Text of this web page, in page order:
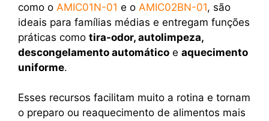
como o AMIC01N-01 e o AMIC02BN-01, são
ideais para famílias médias e entregam funções
práticas como tira-odor, autolimpeza,
descongelamento automático e aquecimento
uniforme.
Esses recursos facilitam muito a rotina e tornam
o preparo ou reaquecimento de alimentos mais